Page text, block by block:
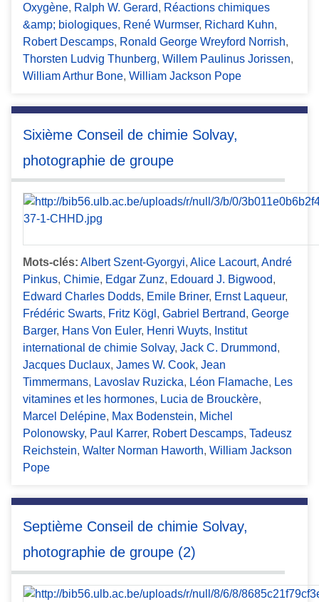
Oxygène, Ralph W. Gerard, Réactions chimiques
&amp; biologiques, René Wurmser, Richard Kuhn,
Robert Descamps, Ronald George Wreyford Norrish,
Thorsten Ludvig Thunberg, Willem Paulinus Jorissen,
William Arthur Bone, William Jackson Pope
Sixième Conseil de chimie Solvay,
photographie de groupe
Mots-clés: Albert Szent-Gyorgyi, Alice Lacourt, André
Pinkus, Chimie, Edgar Zunz, Edouard J. Bigwood,
Edward Charles Dodds, Emile Briner, Ernst Laqueur,
Frédéric Swarts, Fritz Kögl , Gabriel Bertrand, George
Barger, Hans Von Euler, Henri Wuyts, Institut
international de chimie Solvay, Jack C. Drummond,
Jacques Duclaux, James W. Cook, Jean
Timmermans, Lavoslav Ruzicka, Léon Flamache, Les
vitamines et les hormones, Lucia de Brouckère,
Marcel Delépine, Max Bodenstein, Michel
Polonowsky, Paul Karrer, Robert Descamps, Tadeusz
Reichstein, Walter Norman Haworth, William Jackson
Pope
Septième Conseil de chimie Solvay,
photographie de groupe (2)